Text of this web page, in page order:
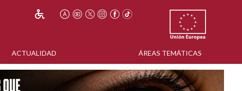
ACTUALIDAD ÁREAS TEMÁTICAS